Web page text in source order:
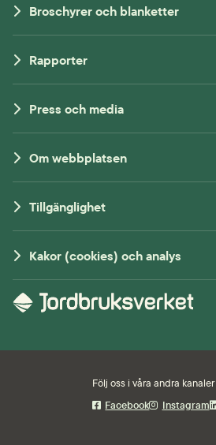
Broschyrer och blanketter
Rapporter
Press och media
Om webbplatsen
Tillgänglighet
Kakor (cookies) och analys
Följ oss i våra andra kanaler
Facebook
Instagram